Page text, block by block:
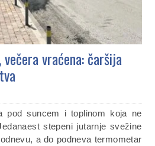
vraćena: čaršija
pod suncem i toplinom koja ne
stepeni jutarnje svežine
a do podneva termometar